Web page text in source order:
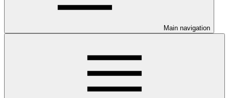
Main navigation